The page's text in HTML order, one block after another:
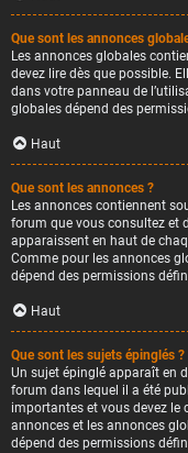
Que sont les annonces
Les annonces globales
devez lire dès que possible.
dans votre panneau de
globales dépend des
Haut
Que sont les annonces ?
Les annonces contiennent
forum que vous consultez et
apparaissent en haut de
Comme pour les annonces
dépend des permissions
Haut
Que sont les sujets épinglés ?
Un sujet épinglé apparaît en
forum dans lequel il a été
importantes et vous devez le
annonces et les annonces
dépend des permissions